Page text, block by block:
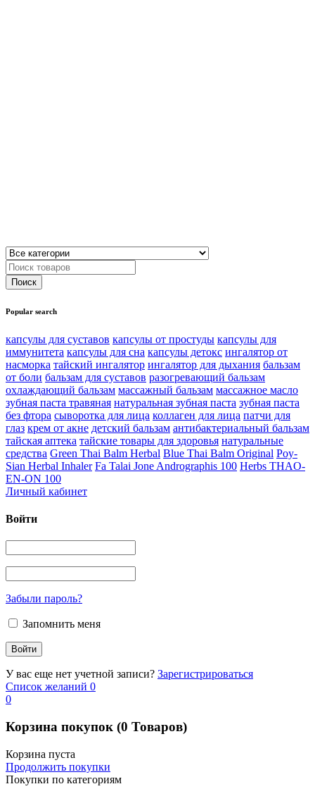
Popular search
капсулы для суставов капсулы от простуды капсулы для
иммунитета капсулы для сна капсулы детокс ингалятор от
насморка тайский ингалятор ингалятор для дыхания бальзам
от боли бальзам для суставов разогревающий бальзам
охлаждающий бальзам массажный бальзам массажное масло
зубная паста травяная натуральная зубная паста зубная паста
без фтора сыворотка для лица коллаген для лица патчи для
глаз крем от акне детский бальзам антибактериальный бальзам
тайская аптека тайские товары для здоровья натуральные
средства Green Thai Balm Herbal Blue Thai Balm Original Poy-
Sian Herbal Inhaler Fa Talai Jone Andrographis 100 Herbs THAO-
EN-ON 100
Личный кабинет
Войти
Забыли пароль?
Запомнить меня
У вас еще нет учетной записи? Зарегистрироваться
Список желаний 0
0
Корзина покупок (0 Товаров)
Корзина пуста
Продолжить покупки
Покупки по категориям